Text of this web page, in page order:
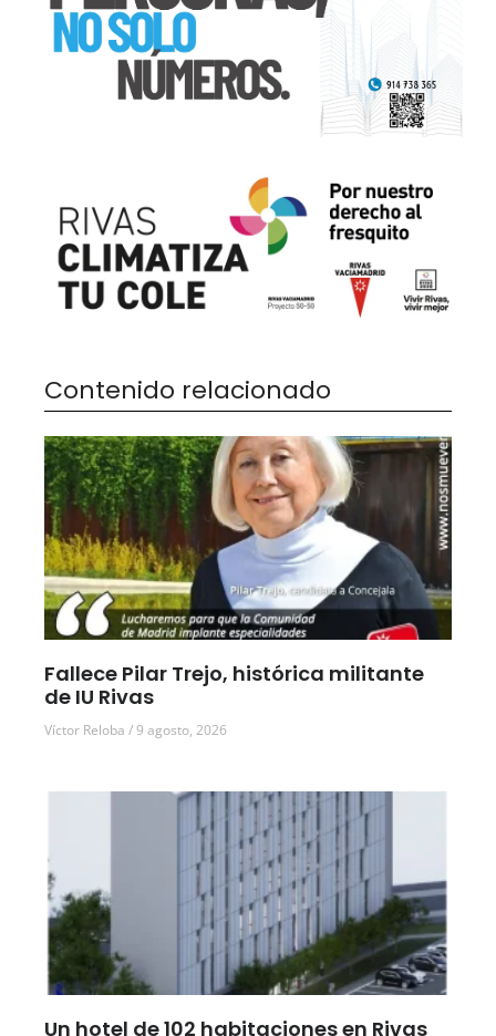
Contenido relacionado
Fallece Pilar Trejo, histórica militante
de IU Rivas
Víctor Reloba 9 agosto, 2026
Un hotel de 102 habitaciones en Rivas